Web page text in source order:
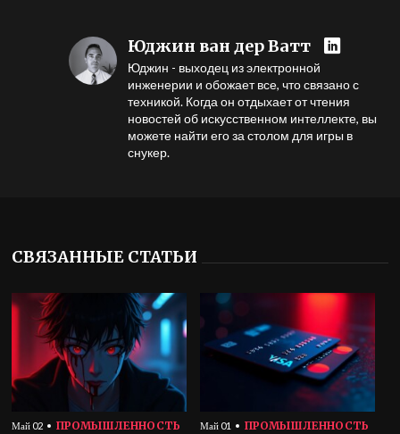
Юджин ван дер Ватт
Юджин - выходец из электронной
инженерии и обожает все, что связано с
техникой. Когда он отдыхает от чтения
новостей об искусственном интеллекте, вы
можете найти его за столом для игры в
снукер.
СВЯЗАННЫЕ СТАТЬИ
Май 02 ПРОМЫШЛЕННОСТЬ Май 01 ПРОМЫШЛЕННОСТЬ